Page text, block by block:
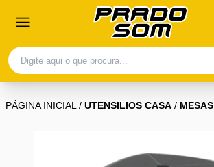
PÁGINA INICIAL/ UTENSILIOS CASA / MESAS